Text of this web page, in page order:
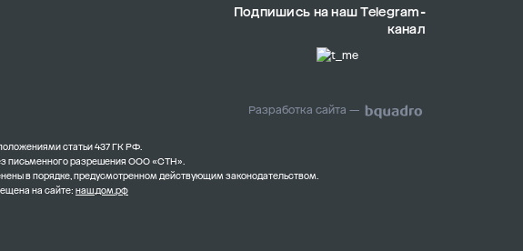
Подпишись на наш Telegram-
канал
Разработка сайта —
статьи 437 ГК РФ.
письменного разрешения ООО «СТН».
в порядке, предусмотренном действующим законодательством.
на сайте: наш.дом.рф